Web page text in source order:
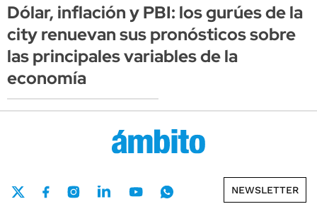
Dólar, inflación y PBI: los gurúes de la
city renuevan sus pronósticos sobre
las principales variables de la
economía
NEWSLETTER